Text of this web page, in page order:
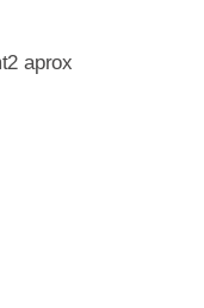
aprox